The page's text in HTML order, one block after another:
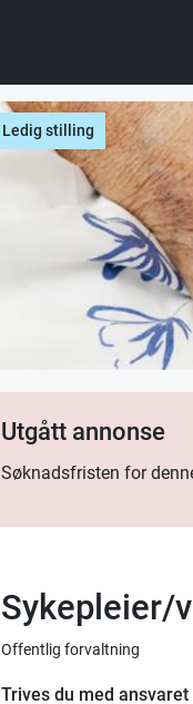
Ledig stilling
Utgått annonse
Søknadsfristen for
Sykepleier/
Offentlig forvaltning
Trives du med